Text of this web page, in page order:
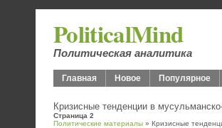
PoliticalMind
Политическая аналитика
Главная Новое Популярное
Кризисные тенденции в
Страница 2
Политические материалы » Кризисные